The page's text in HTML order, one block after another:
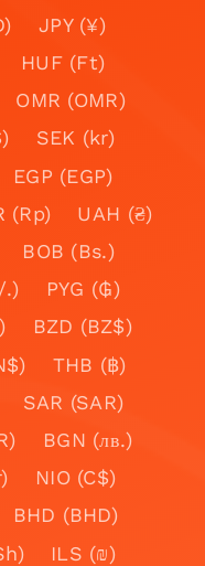
JPY (¥)
HUF (Ft)
OMR (OMR)
SEK (kr)
EGP (EGP)
(Rp)
UAH (₴)
BOB (Bs.)
.)
PYG (₲)
BZD (BZ$)
THB (฿)
SAR (SAR)
BGN (лв.)
NIO (C$)
BHD (BHD)
ILS (₪)